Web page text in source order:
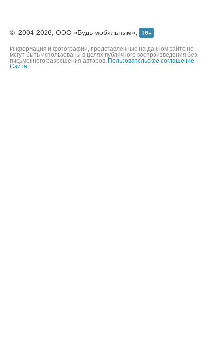
©2004-2026,ООО «Будь мобильным», 16+
Информация и фотографии, представленные на данном сайте не
могут быть использованы в целях публичного воспроизведения без